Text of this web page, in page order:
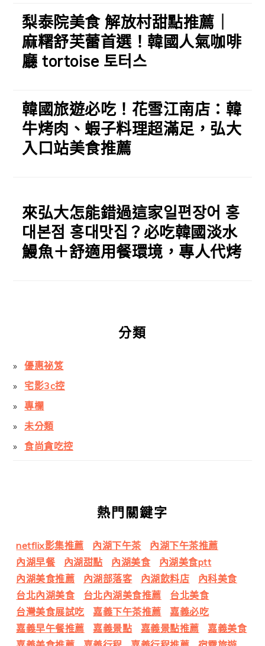
梨泰院美食 解放村甜點推薦｜
麻糬舒芙蕾首選！韓國人氣咖啡
廳 tortoise 토터스
韓國旅遊必吃！花雪江南店：韓
牛烤肉、蝦子料理超滿足，弘大
入口站美食推薦
來弘大怎能錯過這家일편장어 홍
대본점 홍대맛집？必吃韓國淡水
鰻魚＋舒適用餐環境，專人代烤
分類
優惠祕笈
宅影3c控
專欄
未分類
食尚貪吃控
熱門關鍵字
netflix影集推薦 內湖下午茶
內湖下午茶推薦
內湖早餐
內湖甜點 內湖美食
內湖美食ptt
內湖美食推薦
內湖部落客 內湖飲料店
內科美食
台北內湖美食
台北內湖美食推薦
台北美食
台灣美食展試吃
嘉義下午茶推薦
嘉義必吃
嘉義早午餐推薦
嘉義景點 嘉義景點推薦
嘉義美食